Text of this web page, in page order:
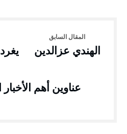
الهندي عزالدين يغرد